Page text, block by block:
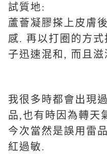
試質地:
蘆薈凝膠搽上皮膚
感. 再以打圈的方
子迅速混和, 而且滋
我很多時都會出現
品,也有時因為轉天
今次當然是誤用雷
紅過敏.